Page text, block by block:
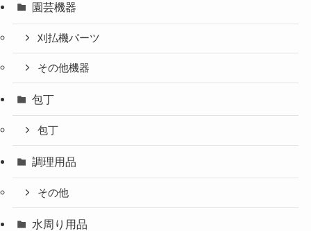
園芸機器
刈払機パーツ
その他機器
包丁
包丁
調理用品
その他
水周り用品